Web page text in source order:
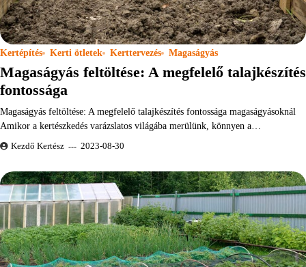
Kertépítés Kerti ötletek Kerttervezés Magaságyás
Magaságyás feltöltése: A megfelelő talajkészítés
fontossága
Magaságyás feltöltése: A megfelelő talajkészítés fontossága magaságyásoknál
Amikor a kertészkedés varázslatos világába merülünk, könnyen a…
Kezdő Kertész 2023-08-30